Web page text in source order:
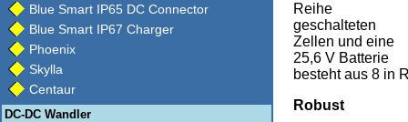
Blue Smart IP65 DC Connector
Blue Smart IP67 Charger
Phoenix
Skylla
Centaur
DC-DC Wandler
Reihe
geschalteten
Zellen und eine
25,6 V Batterie
besteht aus 8 in
Robust